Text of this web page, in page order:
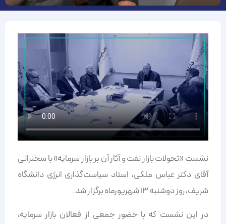
نشست «تحولات بازار نفت و آثار آن بر بازار سرمایه» با سخنرانی
آقای دکتر عباس ملکی، استاد سیاست‌گذاری انرژی دانشگاه
شریف، روز دوشنبه ۱۳ شهریورماه برگزار شد.
در این نشست که با حضور جمعی از فعالان بازار سرمایه،